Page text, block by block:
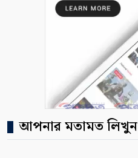
আপনার মতামত লিখুন